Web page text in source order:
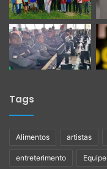
Tags
Alimentos artistas
entreterimento Equipe